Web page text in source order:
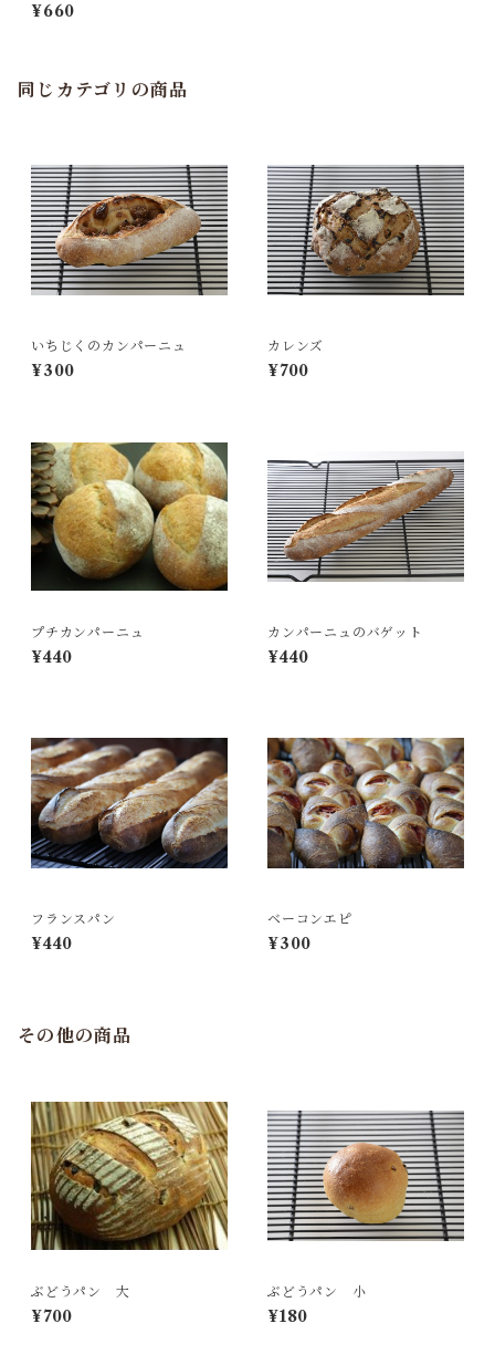
¥660
同じカテゴリの商品
いちじくのカンパーニュ
¥300
カレンズ
¥700
プチカンパーニュ
¥440
カンパーニュのバゲット
¥440
フランスパン
¥440
ベーコンエピ
¥300
その他の商品
ぶどうパン 大
¥700
ぶどうパン 小
¥180